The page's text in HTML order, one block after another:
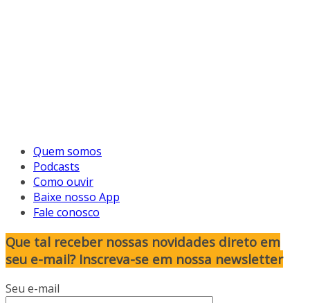
Quem somos
Podcasts
Como ouvir
Baixe nosso App
Fale conosco
Que tal receber nossas novidades direto em
seu e-mail? Inscreva-se em nossa newsletter
Seu e-mail